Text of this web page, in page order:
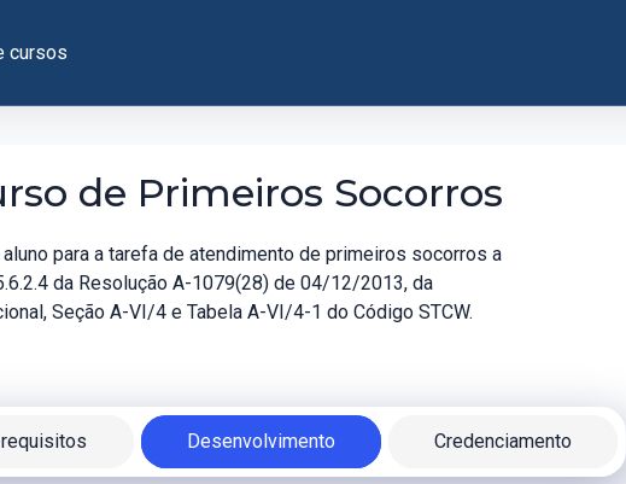
cursos
de Primeiros Socorros
para a tarefa de atendimento de primeiros socorros a
da Resolução A-1079(28) de 04/12/2013, da
Seção A-VI/4 e Tabela A-VI/4-1 do Código STCW.
Desenvolvimento Credenciamento